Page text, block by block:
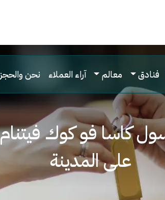
فنادق معالم آراء العملاء نحن والحجز
كاسا فو كوك
على المدينة